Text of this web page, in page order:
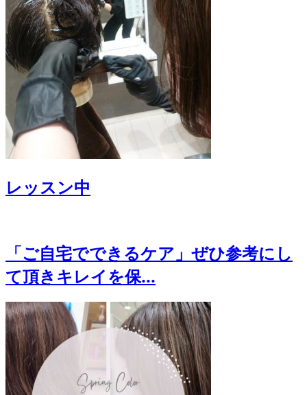
レッスン中
「ご自宅でできるケア」ぜひ参考にし
て頂きキレイを保...